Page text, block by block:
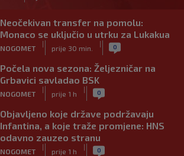
Neočekivan transfer na pomolu:
Monaco se uključio u utrku za Lukakua
NOGOMET
|
prije 30 min.
| 0
Počela nova sezona: Željezničar na
Grbavici savladao BSK
NOGOMET
|
prije 1 h
| 0
Objavljeno koje države podržavaju
Infantina, a koje traže promjene: HNS
odavno zauzeo stranu
NOGOMET
|
prije 1 h
| 0